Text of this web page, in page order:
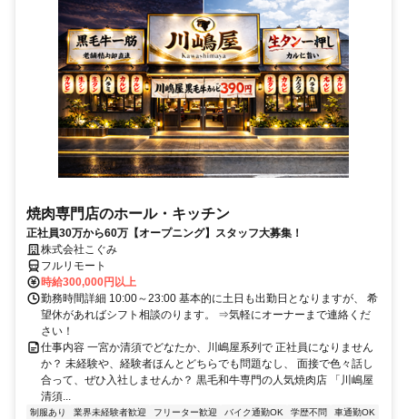
焼肉専門店のホール・キッチン
正社員30万から60万【オープニング】スタッフ大募集！
株式会社こぐみ
フルリモート
時給300,000円以上
勤務時間詳細 10:00～23:00 基本的に土日も出勤日となりますが、 希
望休があればシフト相談のります。 ⇒気軽にオーナーまで連絡くだ
さい！
仕事内容 一宮か清須でどなたか、川嶋屋系列で 正社員になりません
か？ 未経験や、経験者ほんとどちらでも問題なし、 面接で色々話し
合って、ぜひ入社しませんか？ 黒毛和牛専門の人気焼肉店 「川嶋屋
清須...
制服あり 業界未経験者歓迎 フリーター歓迎 バイク通勤OK 学歴不問
車通勤OK